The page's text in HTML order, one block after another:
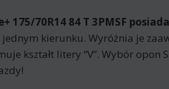
175/70R14 84 T 3PMSF
kierunku. Wyróżnia je
kształt litery “V”. Wybór